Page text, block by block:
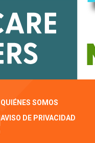
QUIÉNES SOMOS
AVISO DE PRIVACIDAD